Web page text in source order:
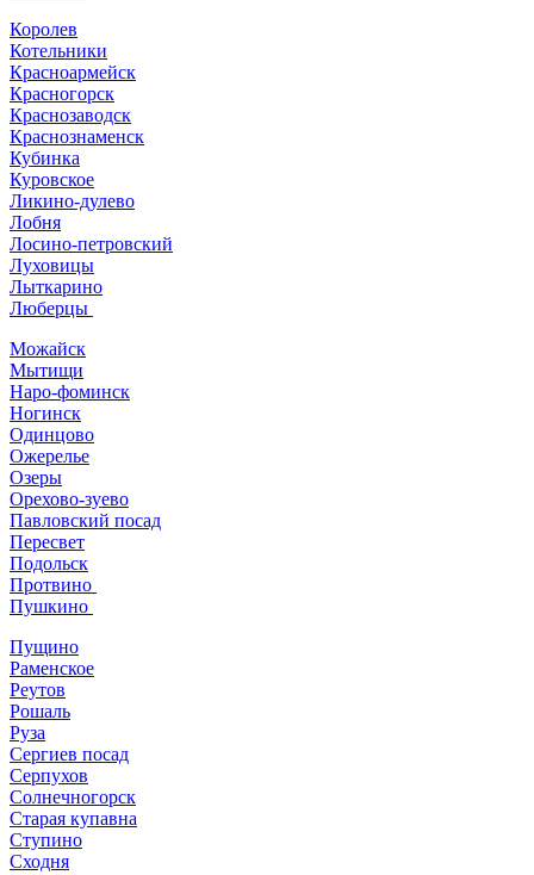
Королев
Котельники
Красноармейск
Красногорск
Краснозаводск
Краснознаменск
Кубинка
Куровское
Ликино-дулево
Лобня
Лосино-петровский
Луховицы
Лыткарино
Люберцы
Можайск
Мытищи
Наро-фоминск
Ногинск
Одинцово
Ожерелье
Озеры
Орехово-зуево
Павловский посад
Пересвет
Подольск
Протвино
Пушкино
Пущино
Раменское
Реутов
Рошаль
Руза
Сергиев посад
Серпухов
Солнечногорск
Старая купавна
Ступино
Сходня